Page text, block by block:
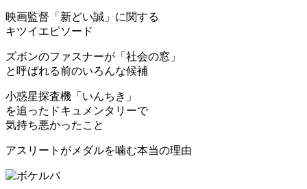
映画監督「新どい誠」に関する
キツイエピソード
ズボンのファスナーが「社会の窓」
と呼ばれる前のいろんな候補
小惑星探査機「いんちき」
を追ったドキュメンタリーで
気持ち悪かったこと
アスリートがメダルを噛む本当の理由